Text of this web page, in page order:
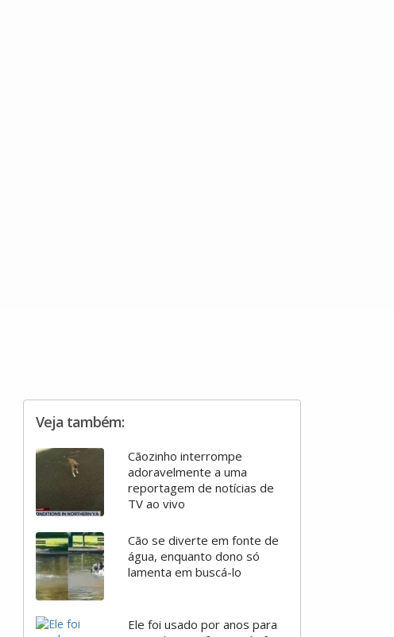
Veja também:
Cãozinho interrompe
adoravelmente a uma
reportagem de notícias de
TV ao vivo
Cão se diverte em fonte de
água, enquanto dono só
lamenta em buscá-lo
Ele foi usado por anos para